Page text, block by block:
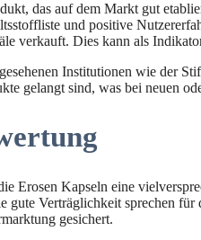
das auf dem Markt gut
und positive
verkauft. Dies kann als
Institutionen wie der
gelangt sind, was bei neuen
Erosen Kapseln eine
gute Verträglichkeit sprechen
gesichert.